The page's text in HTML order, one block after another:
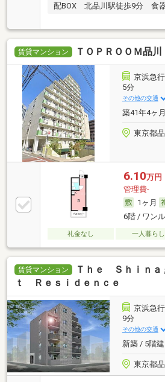
配BOX 北品川駅徒歩9分 食
賃貸マンション ＴＯＰＲＯＯＭ品川
京浜急
5分
その他の交通
築41年4ヶ
東京都
6.10万円
管理費-
1ヶ月
6階 / ワン
礼金なし 一人暮らし
賃貸マンション
Ｔｈｅ Ｓｈｉｎ
ｔ Ｒｅｓｉｄｅｎｃｅ
京浜急
9分
その他の交通
新築 / 5階建
東京都